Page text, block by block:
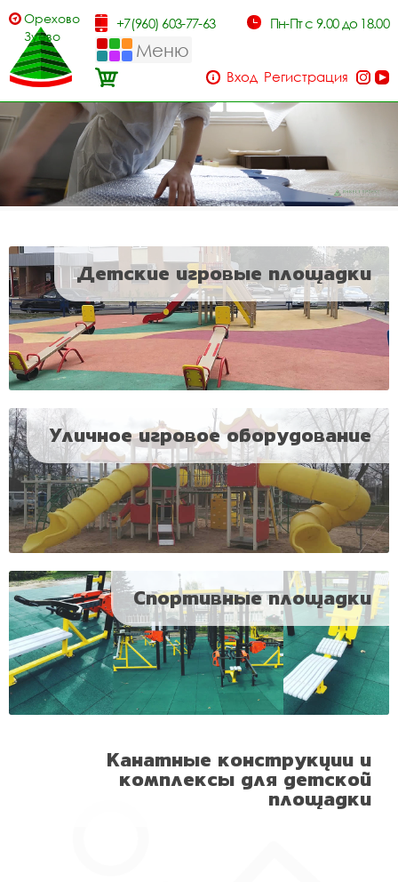
Орехово-
Зуево
+7(960) 603-77-63 Пн-Пт с 9.00 до 18.00
Меню
Вход Регистрация
Детские игровые площадки
Уличное игровое оборудование
Спортивные площадки
Канатные конструкции и
комплексы для детской
площадки